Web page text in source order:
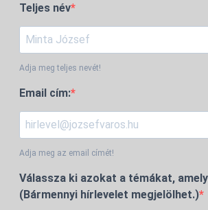
Teljes név
Adja meg teljes nevét!
Email cím:
Adja meg az email címét!
Válassza ki azokat a témákat,
(Bármennyi hírlevelet megjelölhet.)